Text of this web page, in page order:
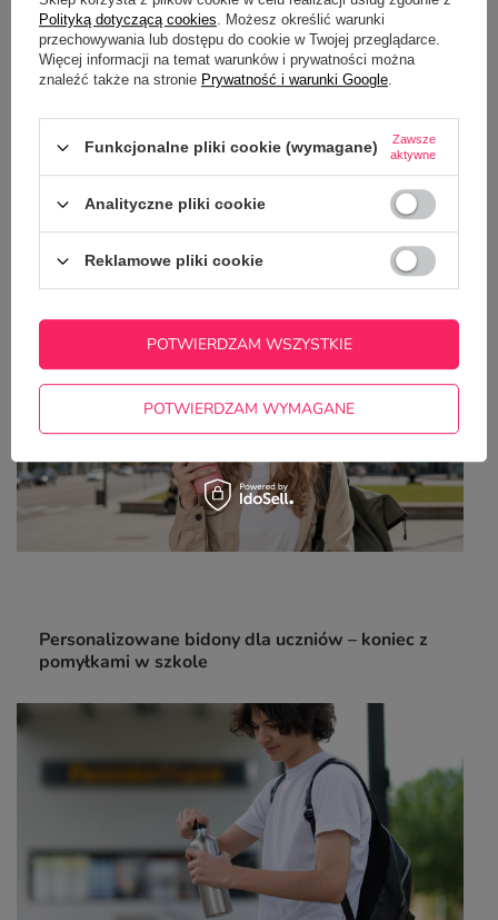
Top 5 zastosowań bidonów z nadrukiem – od
szkoły po biznes i marketing
Personalizowane bidony dla uczniów – koniec z
pomyłkami w szkole
Polityką dotyczącą cookies. Możesz określić warunki
przechowywania lub dostępu do cookie w Twojej przeglądarce.
Więcej informacji na temat warunków i prywatności można
znaleźć także na stronie Prywatność i warunki Google.
Funkcjonalne pliki cookie (wymagane)
Zawsze
aktywne
Analityczne pliki cookie
Reklamowe pliki cookie
POTWIERDZAM WYMAGANE
POTWIERDZAM WSZYSTKIE